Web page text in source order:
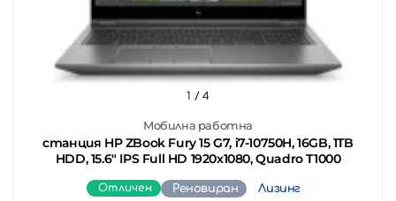
Мобилна работна
станция HP ZBook Fury 15 G7, i7-10750H, 16GB, 1TB
HDD, 15.6" IPS Full HD 1920x1080, Quadro T1000
1 / 4
Отличен Реновиран Лизинг